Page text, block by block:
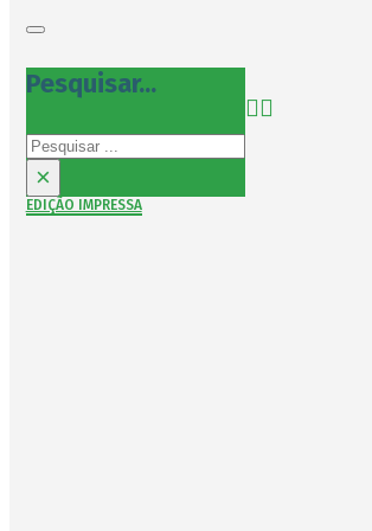
Pesquisar...
Pesquisar
×
EDIÇÃO IMPRESSA